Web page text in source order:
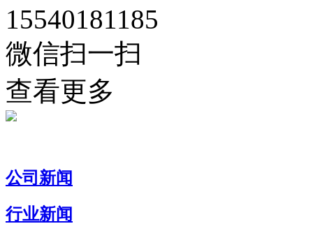
15540181185
微信扫一扫
查看更多
公司新闻
行业新闻